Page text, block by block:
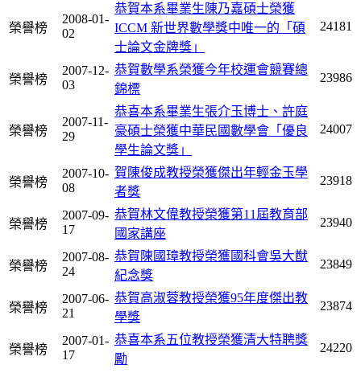
榮譽榜
2008-01-
02
恭賀本系畢業生陳乃嘉碩士榮獲
ICCM 新世界數學獎中唯一的「碩
士論文金牌獎」
24181
榮譽榜
2007-12-
03
恭賀數學系榮獲今年校運會競賽總
錦標
23986
榮譽榜
2007-11-
29
恭喜本系畢業生張介玉博士、許庭
豪碩士榮獲中華民國數學會「優良
學生論文獎」
24007
榮譽榜
2007-10-
08
賀陳俊成教授榮獲傑出年輕金玉學
者獎
23918
榮譽榜
2007-09-
17
恭賀林文偉教授榮獲第11屆教育部
國家講座
23940
榮譽榜
2007-08-
24
恭賀陳國璋教授榮獲國科會吳大猷
紀念獎
23849
榮譽榜
2007-06-
21
恭賀高淑蓉教授榮獲95年度傑出教
學獎
23874
榮譽榜
2007-01-
17
恭喜本系五位教授榮獲清大特聘獎
勵
24220